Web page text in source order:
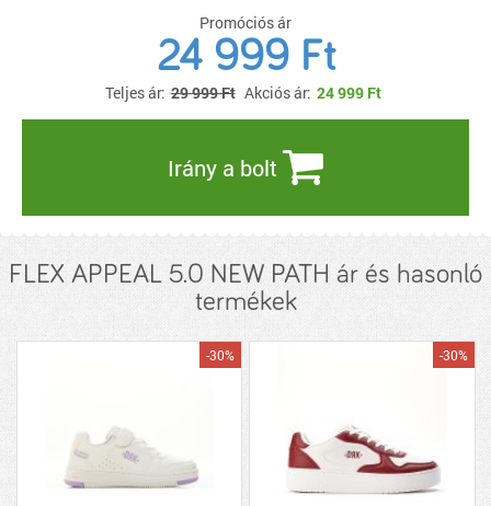
Promóciós ár
24 999 Ft
Teljes ár: 29 999 Ft Akciós ár: 24 999 Ft
Irány a bolt
FLEX APPEAL 5.0 NEW PATH ár és hasonló
termékek
-30% -30%